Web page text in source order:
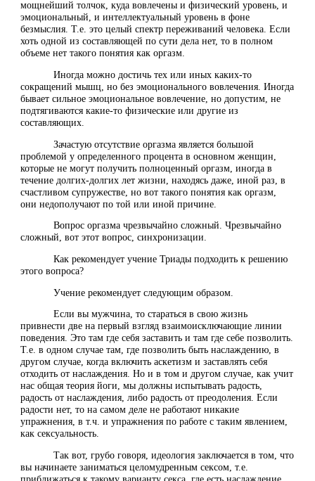
мощнейший толчок, куда вовлечены и физический уровень, и
эмоциональный, и интеллектуальный уровень в фоне
безмыслия. Т.е. это целый спектр переживаний человека. Если
хоть одной из составляющей по сути дела нет, то в полном
объеме нет такого понятия как оргазм.
Иногда можно достичь тех или иных каких-то
сокращений мышц, но без эмоционального вовлечения. Иногда
бывает сильное эмоциональное вовлечение, но допустим, не
подтягиваются какие-то физические или другие из
составляющих.
Зачастую отсутствие оргазма является большой
проблемой у определенного процента в основном женщин,
которые не могут получить полноценный оргазм, иногда в
течение долгих-долгих лет жизни, находясь даже, иной раз, в
счастливом супружестве, но вот такого понятия как оргазм,
они недополучают по той или иной причине.
Вопрос оргазма чрезвычайно сложный. Чрезвычайно
сложный, вот этот вопрос, синхронизации.
Как рекомендует учение Триады подходить к решению
этого вопроса?
Учение рекомендует следующим образом.
Если вы мужчина, то стараться в свою жизнь
привнести две на первый взгляд взаимоисключающие линии
поведения. Это там где себя заставить и там где себе позволить.
Т.е. в одном случае там, где позволить быть наслаждению, в
другом случае, когда включить аскетизм и заставлять себя
отходить от наслаждения. Но и в том и другом случае, как учит
нас общая теория йоги, мы должны испытывать радость,
радость от наслаждения, либо радость от преодоления. Если
радости нет, то на самом деле не работают никакие
упражнения, в т.ч. и упражнения по работе с таким явлением,
как сексуальность.
Так вот, грубо говоря, идеология заключается в том, что
вы начинаете заниматься целомудренным сексом, т.е.